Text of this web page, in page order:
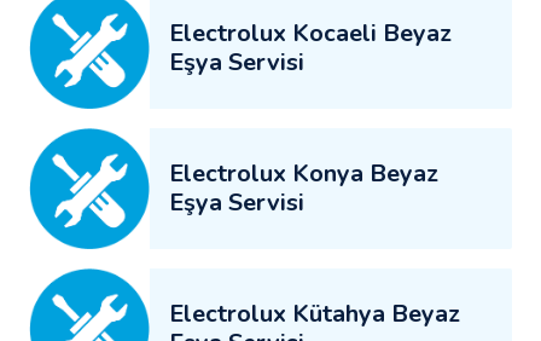
Electrolux Kocaeli Beyaz
Eşya Servisi
Electrolux Konya Beyaz
Eşya Servisi
Electrolux Kütahya Beyaz